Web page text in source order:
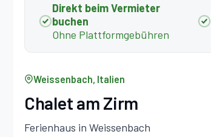
Direkt beim Vermieter
buchen
Ohne Plattformgebühren
Weissenbach, Italien
Chalet am Zirm
Ferienhaus in Weissenbach